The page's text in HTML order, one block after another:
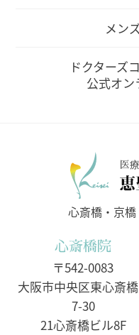
メン
ドクターズ
公式オ
医
心斎橋・京
心斎橋院
〒542-0083
大阪市中央区東心斎
7-30
21心斎橋ビル8F